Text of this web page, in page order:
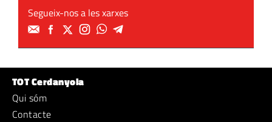
Segueix-nos a les xarxes
TOT Cerdanyola
Qui sóm
Contacte